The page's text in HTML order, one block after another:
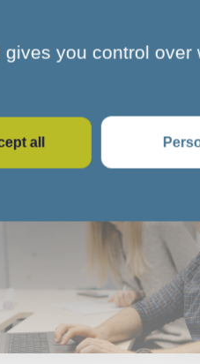
aller
you control over
all